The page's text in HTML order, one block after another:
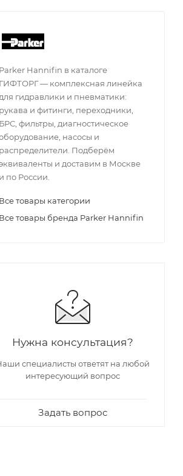
Parker Hannifin в каталоге
ГИФТОРГ — комплексная линейка
для гидравлики и пневматики:
рукава и фитинги, переходники,
БРС, фильтры, диагностическое
насосы и
распределители. Подберём
и доставим в Москве
и по России.
Все товары категории
Все товары бренда Parker Hannifin
Нужна консультация?
специалисты ответят на любой
интересующий вопрос
Задать вопрос